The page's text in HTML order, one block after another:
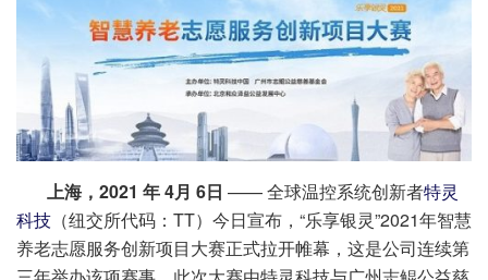
上海，2021 年 4月 6日 —— 全球温控系统创新者特灵
科技 （纽交所代码：TT）今日宣布，“乐享银灵”2021年智慧
养老志愿服务创新项目大赛正式拉开帷幕，这是公司连续第